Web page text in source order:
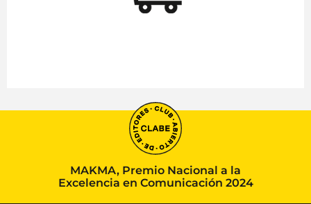
MAKMA, Premio Nacional a la
Excelencia en Comunicación 2024